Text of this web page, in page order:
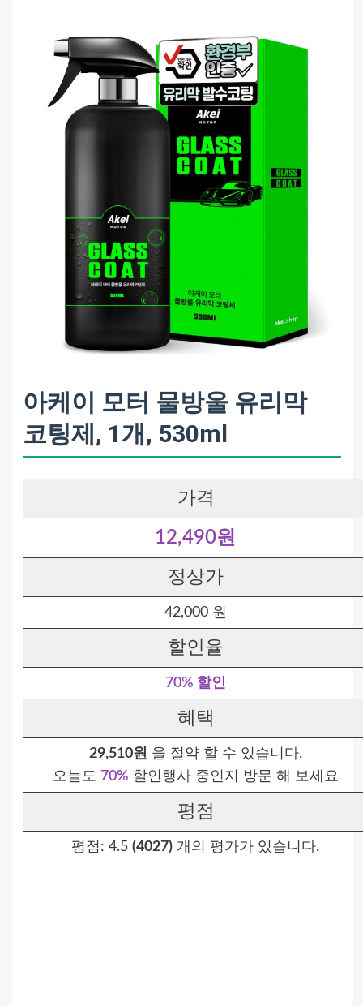
아케이 모터 물방울 유리막
코팅제, 1개, 530ml
가격
12,490원
정상가
42,000 원
할인율
70% 할인
혜택
29,510원 을 절약 할 수 있습니다.
오늘도 70% 할인행사 중인지 방문 해 보세요
평점
평점: 4.5 (4027) 개의 평가가 있습니다.